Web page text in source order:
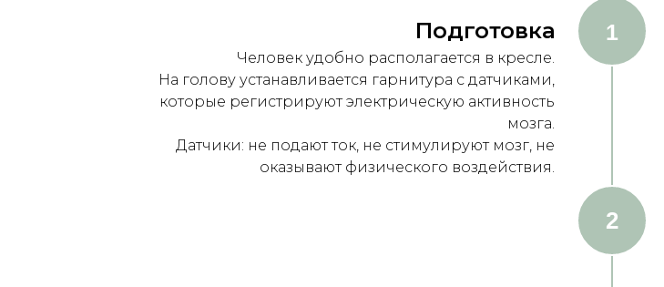
Человек удобно располагается в кресле.
На голову устанавливается гарнитура с датчиками,
которые регистрируют электрическую активность
мозга.
Датчики: не подают ток, не стимулируют мозг, не
оказывают физического воздействия.
Подготовка 1
2